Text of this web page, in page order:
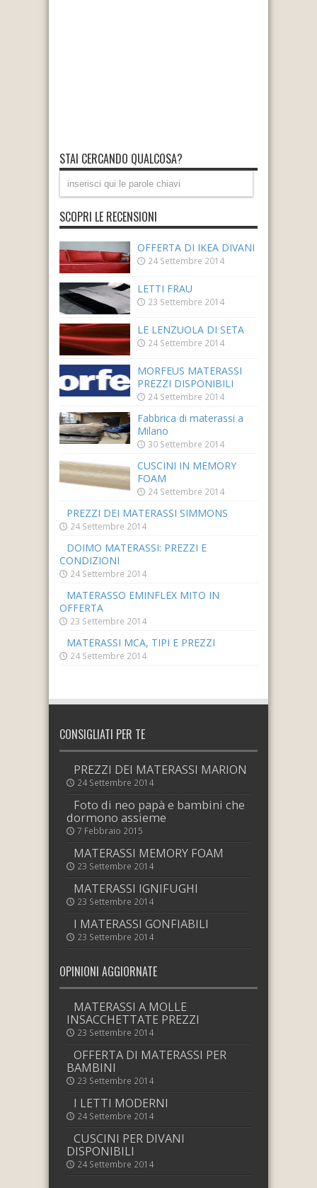
STAI CERCANDO QUALCOSA?
SCOPRI LE RECENSIONI
OFFERTA DI IKEA DIVANI
24 Settembre 2014
LETTI FRAU
23 Settembre 2014
LE LENZUOLA DI SETA
24 Settembre 2014
MORFEUS MATERASSI
PREZZI DISPONIBILI
24 Settembre 2014
Fabbrica di materassi a
Milano
30 Settembre 2014
CUSCINI IN MEMORY
FOAM
24 Settembre 2014
PREZZI DEI MATERASSI SIMMONS
24 Settembre 2014
DOIMO MATERASSI: PREZZI E
CONDIZIONI
24 Settembre 2014
MATERASSO EMINFLEX MITO IN
OFFERTA
23 Settembre 2014
MATERASSI MCA, TIPI E PREZZI
24 Settembre 2014
CONSIGLIATI PER TE
PREZZI DEI MATERASSI MARION
24 Settembre 2014
Foto di neo papà e bambini che
dormono assieme
7 Febbraio 2015
MATERASSI MEMORY FOAM
23 Settembre 2014
MATERASSI IGNIFUGHI
23 Settembre 2014
I MATERASSI GONFIABILI
23 Settembre 2014
OPINIONI AGGIORNATE
MATERASSI A MOLLE
INSACCHETTATE PREZZI
23 Settembre 2014
OFFERTA DI MATERASSI PER
BAMBINI
23 Settembre 2014
I LETTI MODERNI
24 Settembre 2014
CUSCINI PER DIVANI
DISPONIBILI
24 Settembre 2014